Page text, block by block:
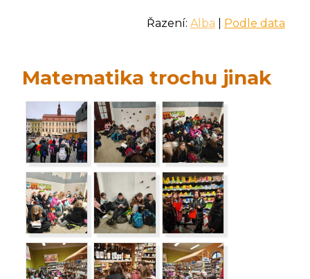
Řazení: Alba Podle data
Matematika trochu jinak